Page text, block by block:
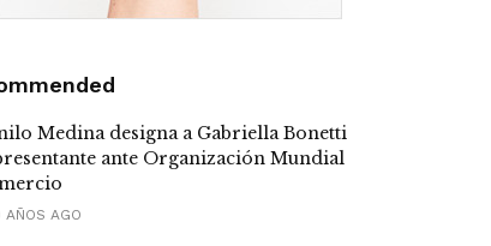
Medina designa a Gabriella Bonetti
ante Organización Mundial
AÑOS AGO